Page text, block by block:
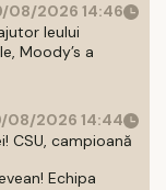
08/2026 14:46
leului
Moody’s a
08/2026 14:44
CSU, campioană
Echipa